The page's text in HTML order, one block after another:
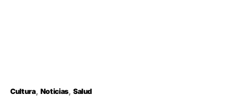
Cultura Noticias Salud